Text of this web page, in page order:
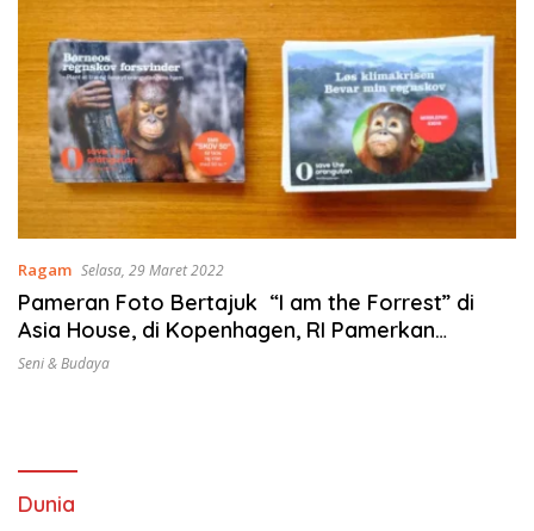
Ragam Selasa, 29 Maret 2022
Pameran Foto Bertajuk “I am the Forrest” di
Asia House, di Kopenhagen, RI Pamerkan
Keanekaragaman Flora & Fauna di Belantara
Seni & Budaya
Dunia